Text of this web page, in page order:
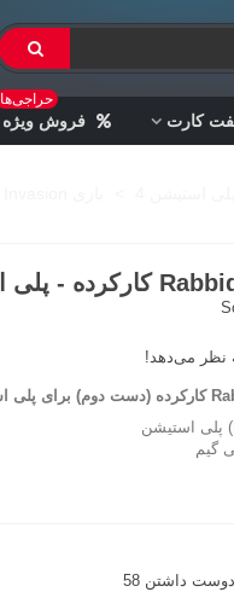
کارت فروش ویژه
حراجی‌ها
نظر می‌دهد!
پلی استیشن
گیم
دوست داشتن 58